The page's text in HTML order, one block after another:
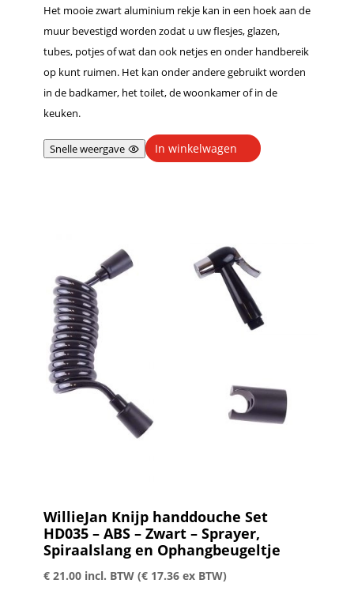
uit 5
Het mooie zwart aluminium rekje kan in een hoek aan de
muur bevestigd worden zodat u uw flesjes, glazen,
tubes, potjes of wat dan ook netjes en onder handbereik
op kunt ruimen. Het kan onder andere gebruikt worden
in de badkamer, het toilet, de woonkamer of in de
keuken.
Snelle weergave In winkelwagen
WillieJan Knijp handdouche Set
HD035 – ABS – Zwart – Sprayer,
Spiraalslang en Ophangbeugeltje
€21.00 incl. BTW (€17.36ex BTW)